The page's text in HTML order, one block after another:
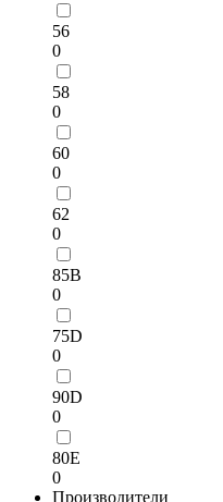
56
0
58
0
60
0
62
0
85B
0
75D
0
90D
0
80E
0
Производители